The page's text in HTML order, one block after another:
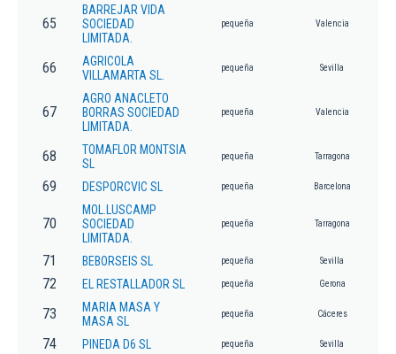
65
BARREJAR VIDA
SOCIEDAD
LIMITADA.
pequeña Valencia
66
AGRICOLA
VILLAMARTA SL.
pequeña Sevilla
67
AGRO ANACLETO
BORRAS SOCIEDAD
LIMITADA.
pequeña Valencia
68
TOMAFLOR MONTSIA
SL
pequeña Tarragona
69 DESPORCVIC SL pequeña Barcelona
70
MOL.LUSCAMP
SOCIEDAD
LIMITADA.
pequeña Tarragona
71 BEBORSEIS SL pequeña Sevilla
72 EL RESTALLADOR SL pequeña Gerona
73
MARIA MASA Y
MASA SL
pequeña Cáceres
74 PINEDA D6 SL pequeña Sevilla